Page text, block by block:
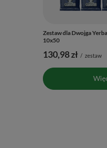
Zestaw dla Dwojga
10x50
130,98 zł / zestaw